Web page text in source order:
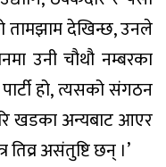
तामझाम देखिन्छ, उनले
उनी चौथौ नम्बरका
हो, त्यसको संगठन
खडका अन्यबाट आएर
असंतुष्टि छन् ।’